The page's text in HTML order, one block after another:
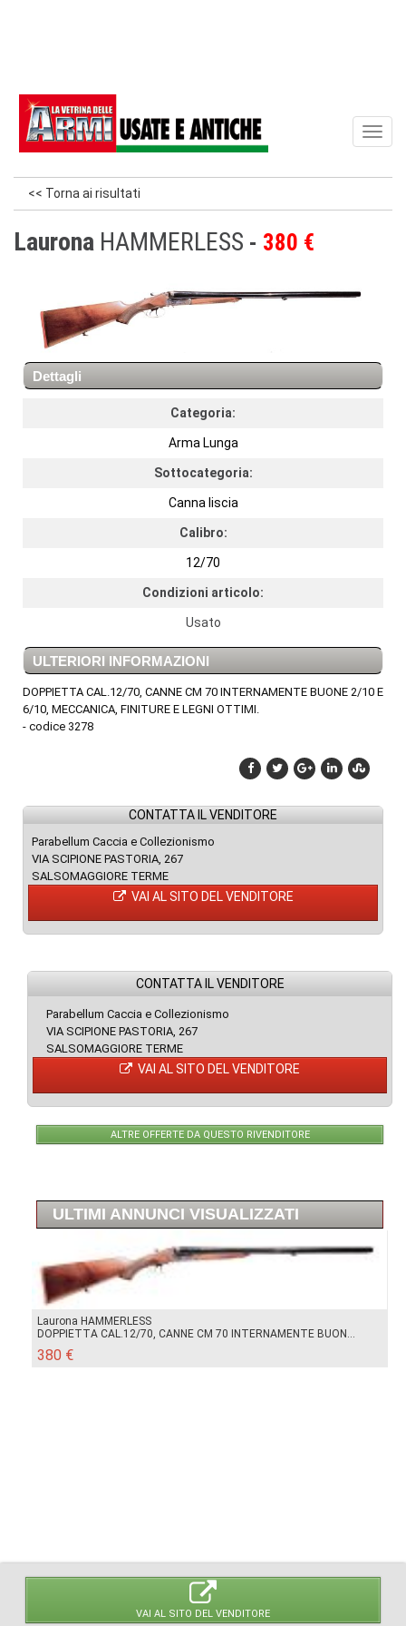
<< Torna ai risultati
Laurona HAMMERLESS 380 €
Dettagli
Categoria:
Arma Lunga
Sottocategoria:
Canna liscia
Calibro:
12/70
Condizioni articolo:
Usato
ULTERIORI INFORMAZIONI
DOPPIETTA CAL.12/70, CANNE CM 70 INTERNAMENTE BUONE 2/10 E
6/10, MECCANICA, FINITURE E LEGNI OTTIMI.
- codice 3278
CONTATTA IL VENDITORE
Parabellum Caccia e Collezionismo
VIA SCIPIONE PASTORIA, 267
SALSOMAGGIORE TERME
VAI AL SITO DEL VENDITORE
VAI AL SITO DEL VENDITORE
CONTATTA IL VENDITORE
Parabellum Caccia e Collezionismo
VIA SCIPIONE PASTORIA, 267
SALSOMAGGIORE TERME
VAI AL SITO DEL VENDITORE
ALTRE OFFERTE DA QUESTO RIVENDITORE
ULTIMI ANNUNCI VISUALIZZATI
Laurona HAMMERLESS
DOPPIETTA CAL.12/70, CANNE CM 70 INTERNAMENTE BUON...
380 €